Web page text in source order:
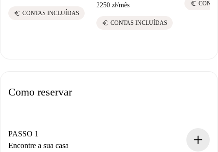
euro CONTAS INCLUÍDAS
2250 zł/mês
euro CONTAS INCLUÍDAS
euro
Como reservar
PASSO 1
Encontre a sua casa